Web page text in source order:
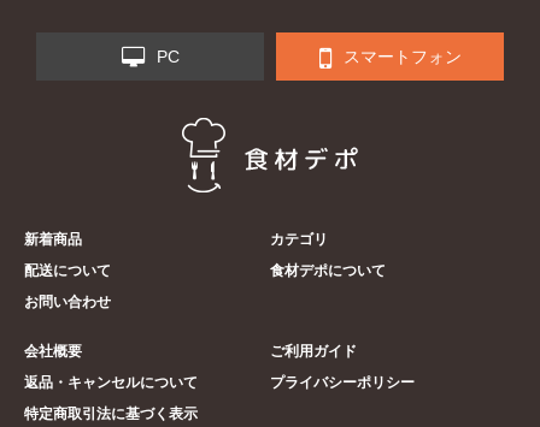
PC スマートフォン
新着商品
カテゴリ
配送について
食材デポについて
お問い合わせ
会社概要
ご利用ガイド
返品・キャンセルについて
プライバシーポリシー
特定商取引法に基づく表示